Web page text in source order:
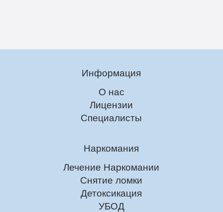
Информация
О нас
Лицензии
Специалисты
Наркомания
Лечение Наркомании
Снятие ломки
Детоксикация
УБОД